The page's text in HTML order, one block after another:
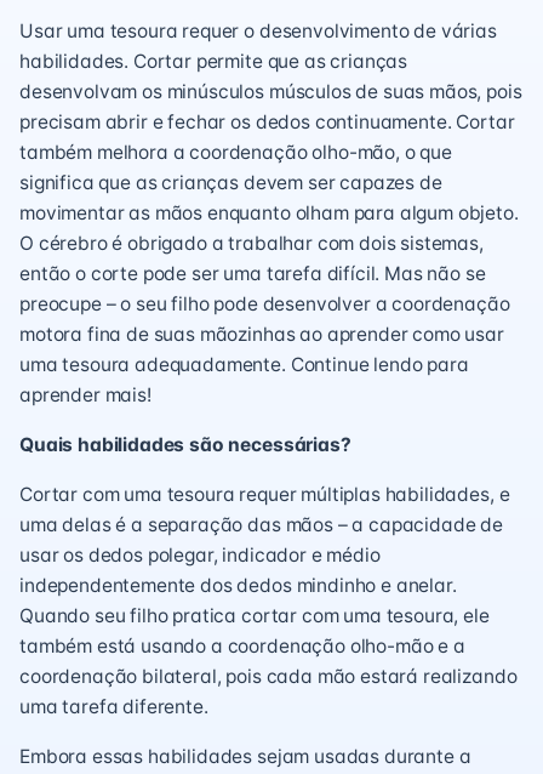
Usar uma tesoura requer o desenvolvimento de várias
habilidades. Cortar permite que as crianças
desenvolvam os minúsculos músculos de suas mãos, pois
precisam abrir e fechar os dedos continuamente. Cortar
também melhora a coordenação olho-mão, o que
significa que as crianças devem ser capazes de
movimentar as mãos enquanto olham para algum objeto.
O cérebro é obrigado a trabalhar com dois sistemas,
então o corte pode ser uma tarefa difícil. Mas não se
preocupe – o seu filho pode desenvolver a coordenação
motora fina de suas mãozinhas ao aprender como usar
uma tesoura adequadamente. Continue lendo para
aprender mais!
Quais habilidades são necessárias?
Cortar com uma tesoura requer múltiplas habilidades, e
uma delas é a separação das mãos – a capacidade de
usar os dedos polegar, indicador e médio
independentemente dos dedos mindinho e anelar.
Quando seu filho pratica cortar com uma tesoura, ele
também está usando a coordenação olho-mão e a
coordenação bilateral, pois cada mão estará realizando
uma tarefa diferente.
Embora essas habilidades sejam usadas durante a